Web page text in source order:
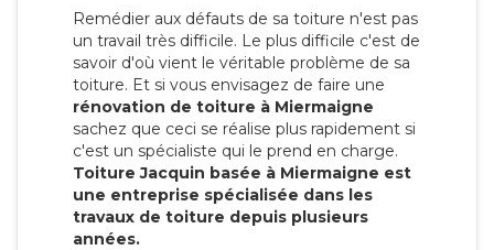
Remédier aux défauts de sa toiture n'est pas
un travail très difficile. Le plus difficile c'est de
savoir d'où vient le véritable problème de sa
toiture. Et si vous envisagez de faire une
rénovation de toiture à Miermaigne
sachez que ceci se réalise plus rapidement si
c'est un spécialiste qui le prend en charge.
Toiture Jacquin basée à Miermaigne est
une entreprise spécialisée dans les
travaux de toiture depuis plusieurs
années.